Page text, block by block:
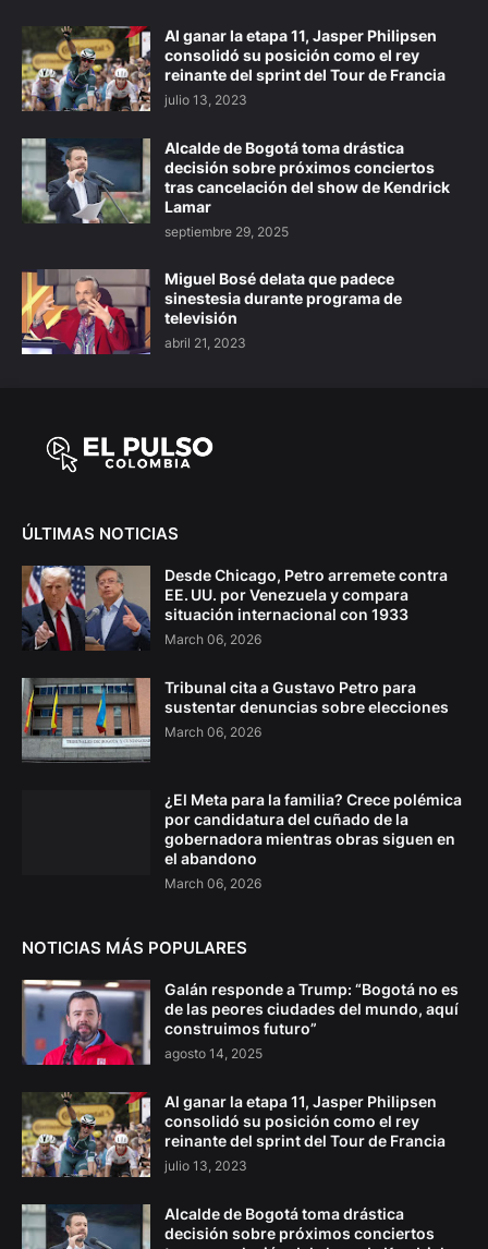
Al ganar la etapa 11, Jasper Philipsen
consolidó su posición como el rey
reinante del sprint del Tour de Francia
julio 13, 2023
Alcalde de Bogotá toma drástica
decisión sobre próximos conciertos
tras cancelación del show de Kendrick
Lamar
septiembre 29, 2025
Miguel Bosé delata que padece
sinestesia durante programa de
televisión
abril 21, 2023
ÚLTIMAS NOTICIAS
Desde Chicago, Petro arremete contra
EE. UU. por Venezuela y compara
situación internacional con 1933
March 06, 2026
Tribunal cita a Gustavo Petro para
sustentar denuncias sobre elecciones
March 06, 2026
¿El Meta para la familia? Crece polémica
por candidatura del cuñado de la
gobernadora mientras obras siguen en
el abandono
March 06, 2026
NOTICIAS MÁS POPULARES
Galán responde a Trump: “Bogotá no es
de las peores ciudades del mundo, aquí
construimos futuro”
agosto 14, 2025
Al ganar la etapa 11, Jasper Philipsen
consolidó su posición como el rey
reinante del sprint del Tour de Francia
julio 13, 2023
Alcalde de Bogotá toma drástica
decisión sobre próximos conciertos